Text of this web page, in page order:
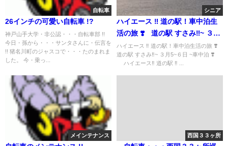
自転車
26インチの可愛い自転車 !?
神戸山手大学・非公認・・・自転車部 !!
今日・孫から・・・サンタさんに・伝言を
!! 猪名川町のジャスコで・・・たのまれま
した。 今・乗っ...
シニア
ハイエース ‼️ 道の駅！車中泊生
活の旅 ❣️ 道の駅 すさみ‼️~ ３月
5~６日 ~車中泊 ❣️
ハイエース ‼️ 道の駅！車中泊生活の旅 ❣️
道の駅 すさみ‼️~ ３月5~６日 ~車中泊 ❣️
ハイエース‼️ 道の駅 ‼︎ ...
メインテナンス 西国３３ヶ所